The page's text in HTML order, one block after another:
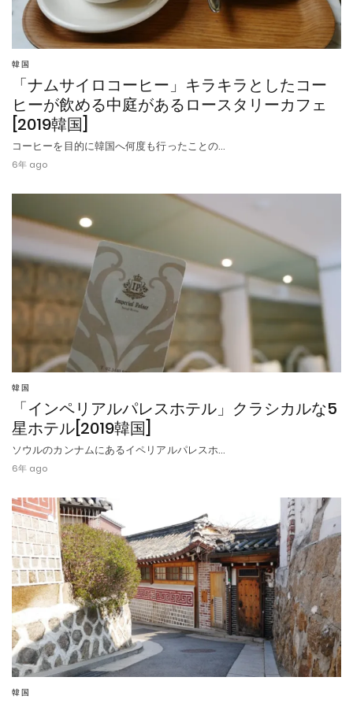
韓国
「ナムサイロコーヒー」キラキラとしたコー
ヒーが飲める中庭があるロースタリーカフェ
[2019韓国]
コーヒーを目的に韓国へ何度も行ったことの…
6年 ago
韓国
「インペリアルパレスホテル」クラシカルな5
星ホテル[2019韓国]
ソウルのカンナムにあるイペリアルパレスホ…
6年 ago
韓国